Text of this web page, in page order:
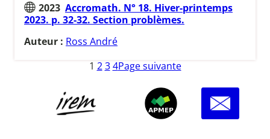
2023 Accromath. N° 18. Hiver-printemps
2023. p. 32-32. Section problèmes.
Auteur : Ross André
1 2 3 4Page suivante